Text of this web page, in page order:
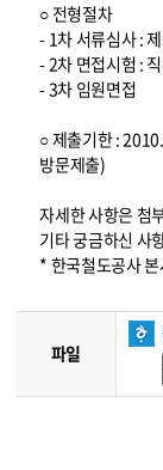
○ 전형절차
- 1차 서류심사 :
- 2차 면접시험 :
- 3차 임원면접
○ 제출기한 :
방문제출)
자세한 사항은 첨
기타 궁금하신 사
* 한국철도공사
파일